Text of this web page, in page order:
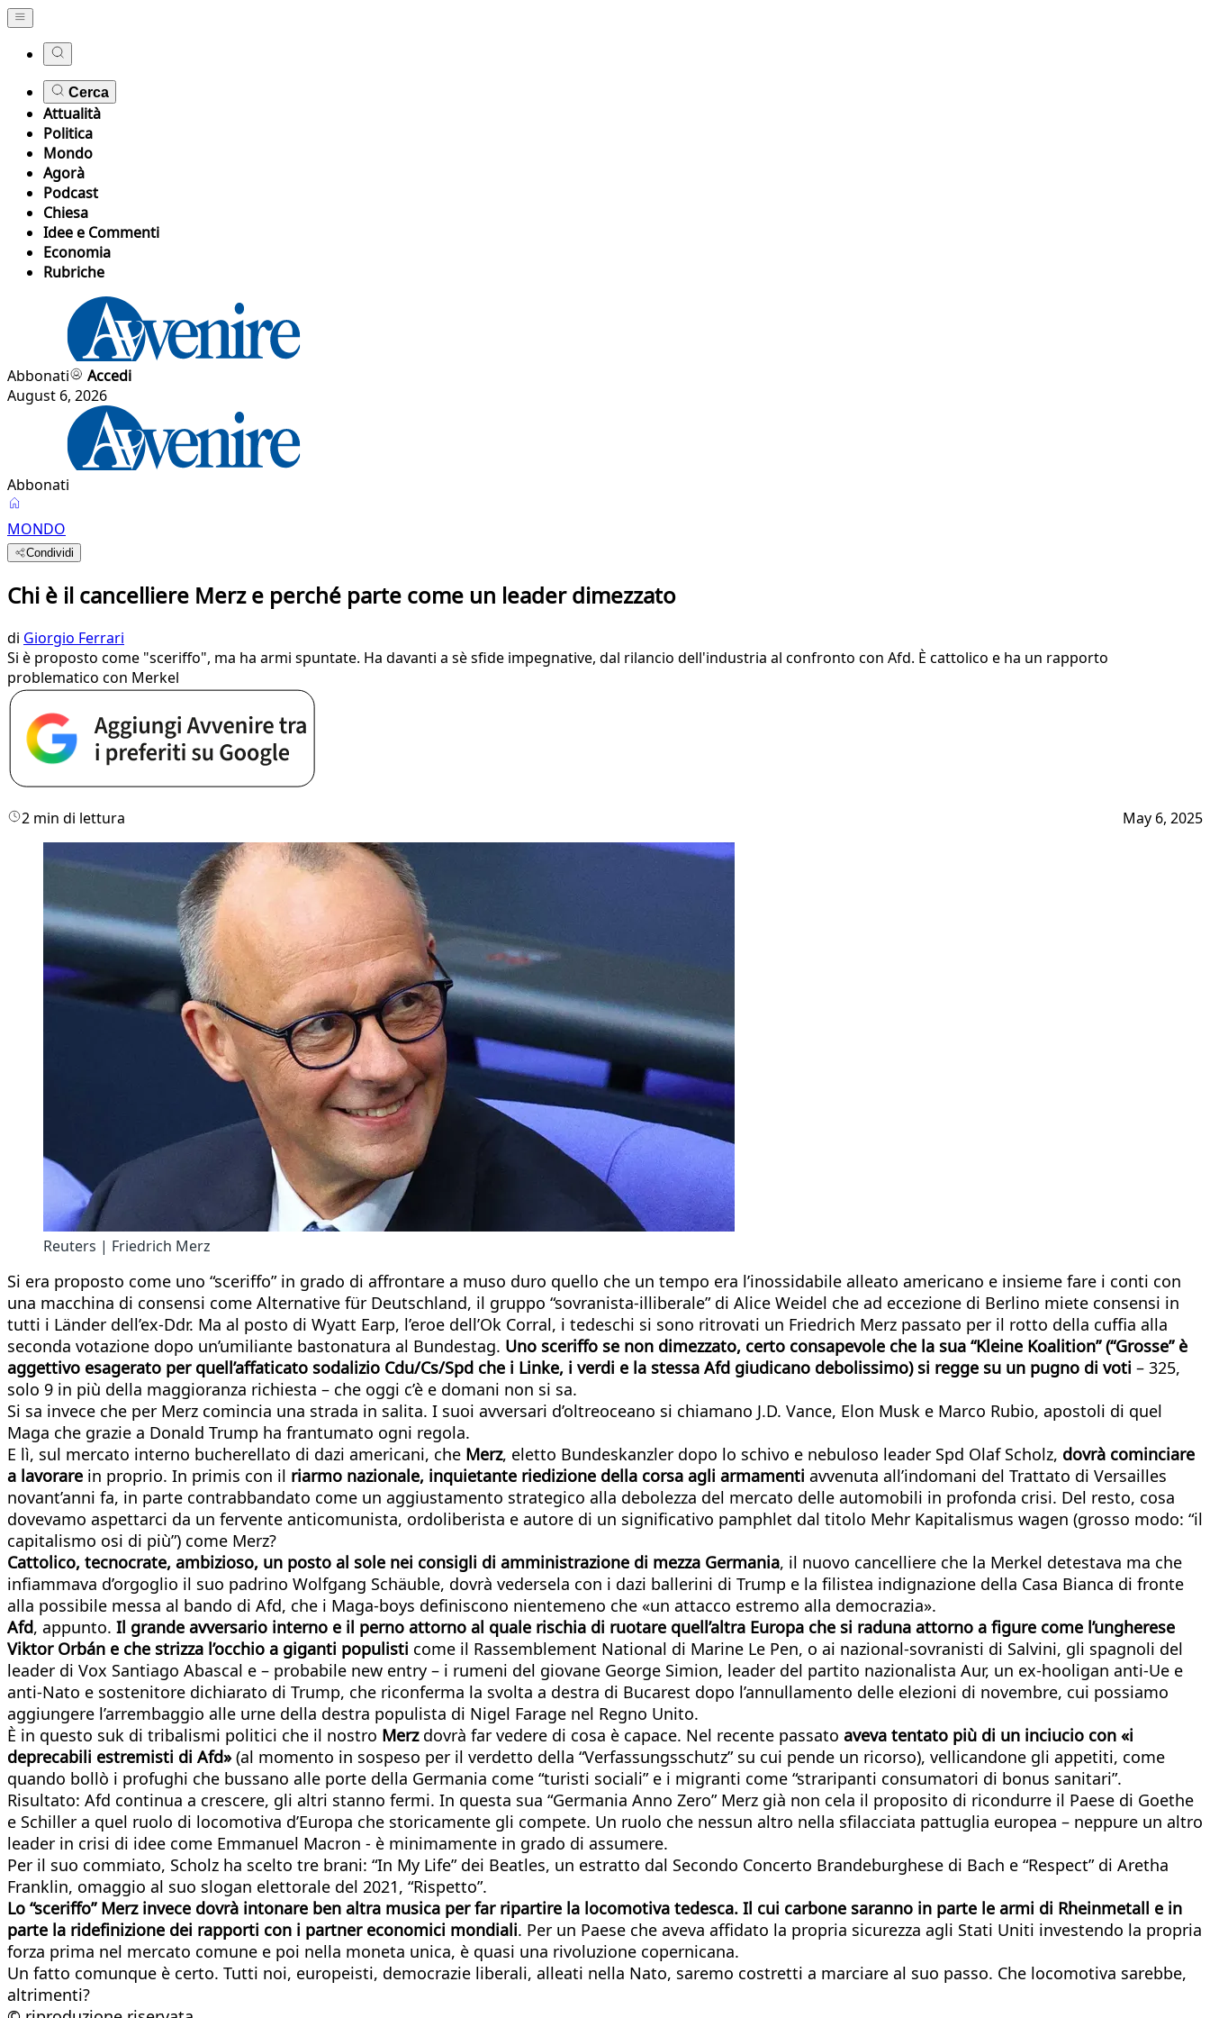
Cerca
Attualità
Politica
Mondo
Agorà
Podcast
Chiesa
Idee e Commenti
Economia
Rubriche
Abbonati
Accedi
August 6, 2026
Abbonati
MONDO
Condividi
Chi è il cancelliere Merz e perché parte come un leader dimezzato
di Giorgio Ferrari
Si è proposto come "sceriffo", ma ha armi spuntate. Ha davanti a sè sfide impegnative, dal rilancio dell'industria al confronto con Afd. È cattolico e ha un rapporto
problematico con Merkel
2 min di lettura May 6, 2025
Reuters | Friedrich Merz
Si era proposto come uno “sceriffo” in grado di affrontare a muso duro quello che un tempo era l’inossidabile alleato americano e insieme fare i conti con
una macchina di consensi come Alternative für Deutschland, il gruppo “sovranista-illiberale” di Alice Weidel che ad eccezione di Berlino miete consensi in
tutti i Länder dell’ex-Ddr. Ma al posto di Wyatt Earp, l’eroe dell’Ok Corral, i tedeschi si sono ritrovati un Friedrich Merz passato per il rotto della cuffia alla
seconda votazione dopo un’umiliante bastonatura al Bundestag. Uno sceriffo se non dimezzato, certo consapevole che la sua “Kleine Koalition” (“Grosse” è
aggettivo esagerato per quell’affaticato sodalizio Cdu/Cs/Spd che i Linke, i verdi e la stessa Afd giudicano debolissimo) si regge su un pugno di voti – 325,
solo 9 in più della maggioranza richiesta – che oggi c’è e domani non si sa.
Si sa invece che per Merz comincia una strada in salita. I suoi avversari d’oltreoceano si chiamano J.D. Vance, Elon Musk e Marco Rubio, apostoli di quel
Maga che grazie a Donald Trump ha frantumato ogni regola.
E lì, sul mercato interno bucherellato di dazi americani, che Merz, eletto Bundeskanzler dopo lo schivo e nebuloso leader Spd Olaf Scholz, dovrà cominciare
a lavorare in proprio. In primis con il riarmo nazionale, inquietante riedizione della corsa agli armamenti avvenuta all’indomani del Trattato di Versailles
novant’anni fa, in parte contrabbandato come un aggiustamento strategico alla debolezza del mercato delle automobili in profonda crisi. Del resto, cosa
dovevamo aspettarci da un fervente anticomunista, ordoliberista e autore di un significativo pamphlet dal titolo Mehr Kapitalismus wagen (grosso modo: “il
capitalismo osi di più”) come Merz?
Cattolico, tecnocrate, ambizioso, un posto al sole nei consigli di amministrazione di mezza Germania, il nuovo cancelliere che la Merkel detestava ma che
infiammava d’orgoglio il suo padrino Wolfgang Schäuble, dovrà vedersela con i dazi ballerini di Trump e la filistea indignazione della Casa Bianca di fronte
alla possibile messa al bando di Afd, che i Maga-boys definiscono nientemeno che «un attacco estremo alla democrazia».
Afd, appunto. Il grande avversario interno e il perno attorno al quale rischia di ruotare quell’altra Europa che si raduna attorno a figure come l’ungherese
Viktor Orbán e che strizza l’occhio a giganti populisti come il Rassemblement National di Marine Le Pen, o ai nazional-sovranisti di Salvini, gli spagnoli del
leader di Vox Santiago Abascal e – probabile new entry – i rumeni del giovane George Simion, leader del partito nazionalista Aur, un ex-hooligan anti-Ue e
anti-Nato e sostenitore dichiarato di Trump, che riconferma la svolta a destra di Bucarest dopo l’annullamento delle elezioni di novembre, cui possiamo
aggiungere l’arrembaggio alle urne della destra populista di Nigel Farage nel Regno Unito.
È in questo suk di tribalismi politici che il nostro Merzdovrà far vedere di cosa è capace. Nel recente passato aveva tentato più di un inciucio con «i
deprecabili estremisti di Afd» (al momento in sospeso per il verdetto della “Verfassungsschutz” su cui pende un ricorso), vellicandone gli appetiti, come
quando bollò i profughi che bussano alle porte della Germania come “turisti sociali” e i migranti come “straripanti consumatori di bonus sanitari”.
Risultato: Afd continua a crescere, gli altri stanno fermi. In questa sua “Germania Anno Zero” Merz già non cela il proposito di ricondurre il Paese di Goethe
e Schiller a quel ruolo di locomotiva d’Europa che storicamente gli compete. Un ruolo che nessun altro nella sfilacciata pattuglia europea – neppure un altro
leader in crisi di idee come Emmanuel Macron - è minimamente in grado di assumere.
Per il suo commiato, Scholz ha scelto tre brani: “In My Life” dei Beatles, un estratto dal Secondo Concerto Brandeburghese di Bach e “Respect” di Aretha
Franklin, omaggio al suo slogan elettorale del 2021, “Rispetto”.
Lo “sceriffo” Merz invece dovrà intonare ben altra musica per far ripartire la locomotiva tedesca. Il cui carbone saranno in parte le armi di Rheinmetall e in
parte la ridefinizione dei rapporti con i partner economici mondiali. Per un Paese che aveva affidato la propria sicurezza agli Stati Uniti investendo la propria
forza prima nel mercato comune e poi nella moneta unica, è quasi una rivoluzione copernicana.
Un fatto comunque è certo. Tutti noi, europeisti, democrazie liberali, alleati nella Nato, saremo costretti a marciare al suo passo. Che locomotiva sarebbe,
altrimenti?